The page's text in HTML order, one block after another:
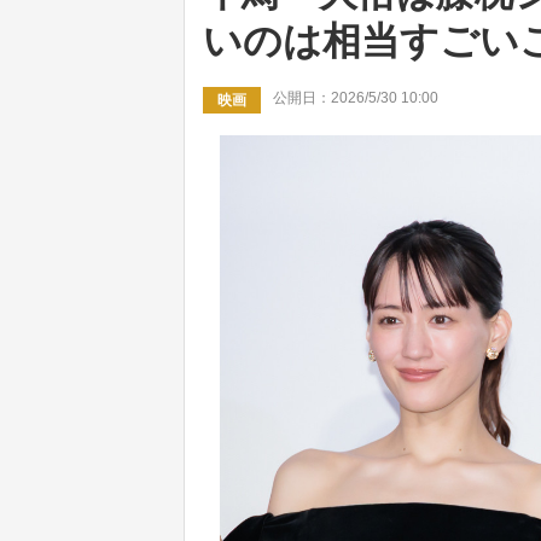
いのは相当すごい
映画 公開日：2026/5/30 10:00